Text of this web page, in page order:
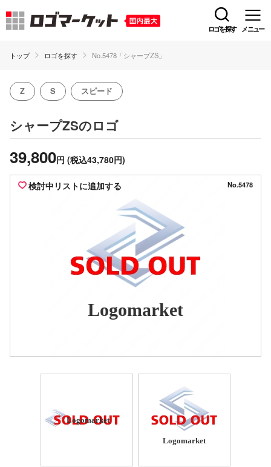
ロゴを探す メニュー
トップ ロゴを探す No.5478「シャープZS」
Z S スピード
シャープZSのロゴ
39,800円 (税込43,780円)
検討中リストに追加する No.5478
Logomarket
Logomarket
Logomarket